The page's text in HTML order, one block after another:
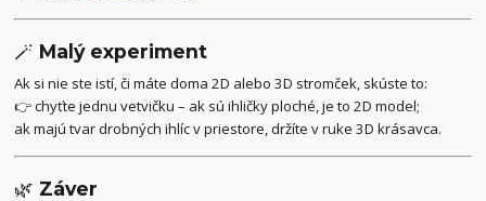
🪄 Malý experiment
Ak si nie ste istí, či máte doma 2D alebo 3D stromček, skúste to:
👉 chyťte jednu vetvičku – ak sú ihličky ploché, je to 2D model;
ak majú tvar drobných ihlíc v priestore, držíte v ruke 3D krásavca.
🌿 Záver